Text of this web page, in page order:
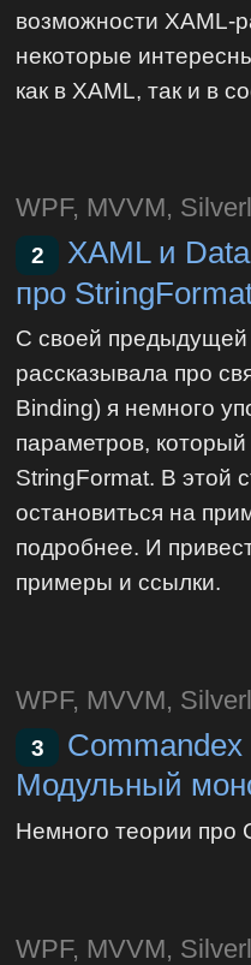
возможности XAML-
некоторые
как в XAML, так и в
WPF, MVVM,
2
XAML и
про
С своей предыдущей
рассказывала про
Binding) я немного
параметров,
StringFormat. В этой
остановиться на
подробнее. И
примеры и ссылки.
WPF, MVVM,
3
Модульный
Немного теории про
WPF, MVVM,